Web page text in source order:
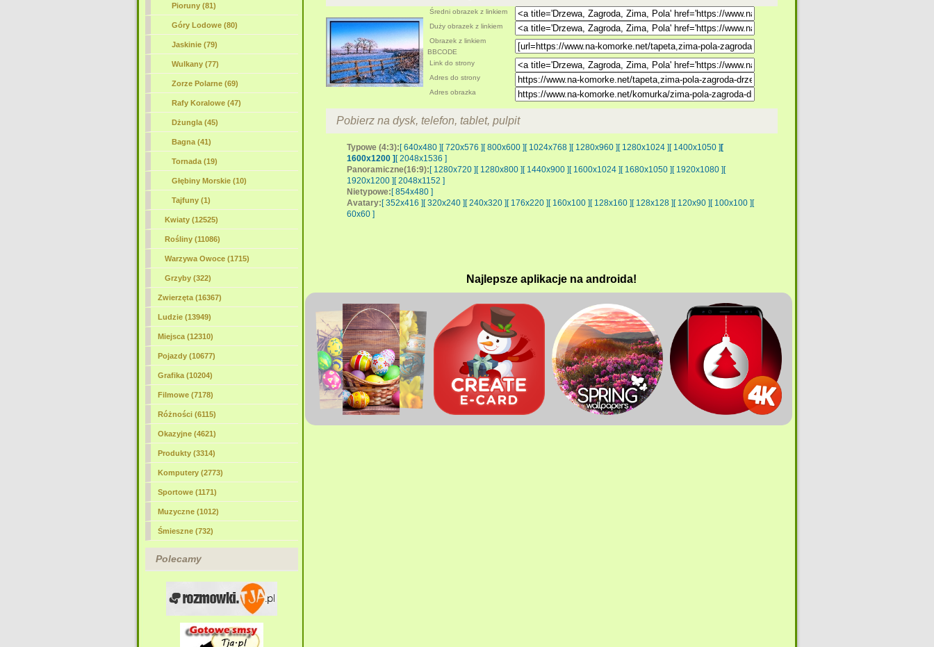
Pioruny (81)
Góry Lodowe (80)
Jaskinie (79)
Wulkany (77)
Zorze Polarne (69)
Rafy Koralowe (47)
Dżungla (45)
Bagna (41)
Tornada (19)
Głębiny Morskie (10)
Tajfuny (1)
Kwiaty (12525)
Rośliny (11086)
Warzywa Owoce (1715)
Grzyby (322)
Zwierzęta (16367)
Ludzie (13949)
Miejsca (12310)
Pojazdy (10677)
Grafika (10204)
Filmowe (7178)
Różności (6115)
Okazyjne (4621)
Produkty (3314)
Komputery (2773)
Sportowe (1171)
Muzyczne (1012)
Śmieszne (732)
Polecamy
Średni obrazek z linkiem
Duży obrazek z linkiem
Obrazek z linkiem
BBCODE
Link do strony
Adres do strony
Adres obrazka
Pobierz na dysk, telefon, tablet, pulpit
Typowe (4:3):[ 640x480 ][ 720x576 ][ 800x600 ][ 1024x768 ][ 1280x960 ][ 1280x1024 ][ 1400x1050 ][
1600x1200 ][ 2048x1536 ]
Panoramiczne(16:9):[ 1280x720 ][ 1280x800 ][ 1440x900 ][ 1600x1024 ][ 1680x1050 ][ 1920x1080 ][
1920x1200 ][ 2048x1152 ]
Nietypowe:[ 854x480 ]
Avatary:[ 352x416 ][ 320x240 ][ 240x320 ][ 176x220 ][ 160x100 ][ 128x160 ][ 128x128 ][ 120x90 ][ 100x100 ][
60x60 ]
Najlepsze aplikacje na androida!